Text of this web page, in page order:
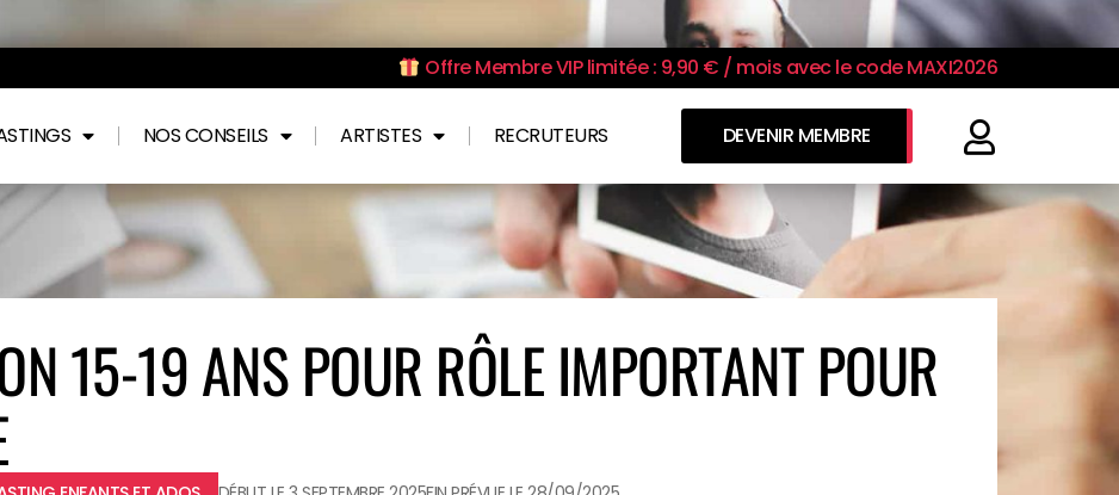
Offre Membre VIP limitée : 9,90 € / mois avec le code MAXI2026
NOS CONSEILS ARTISTES RECRUTEURS DEVENIR MEMBRE
15-19 ANS POUR RÔLE IMPORTANT POUR